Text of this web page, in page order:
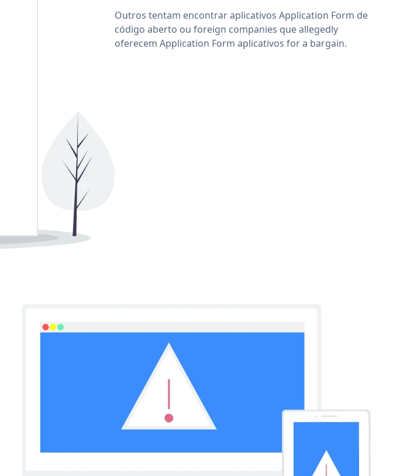
Outros tentam encontrar aplicativos Application Form de
código aberto ou foreign companies que allegedly
oferecem Application Form aplicativos for a bargain.